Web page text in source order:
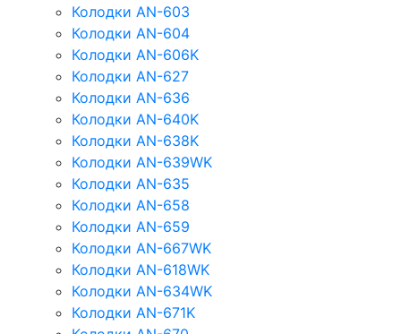
Колодки AN-603
Колодки AN-604
Колодки AN-606K
Колодки AN-627
Колодки AN-636
Колодки AN-640K
Колодки AN-638K
Колодки AN-639WK
Колодки AN-635
Колодки AN-658
Колодки AN-659
Колодки AN-667WK
Колодки AN-618WK
Колодки AN-634WK
Колодки AN-671K